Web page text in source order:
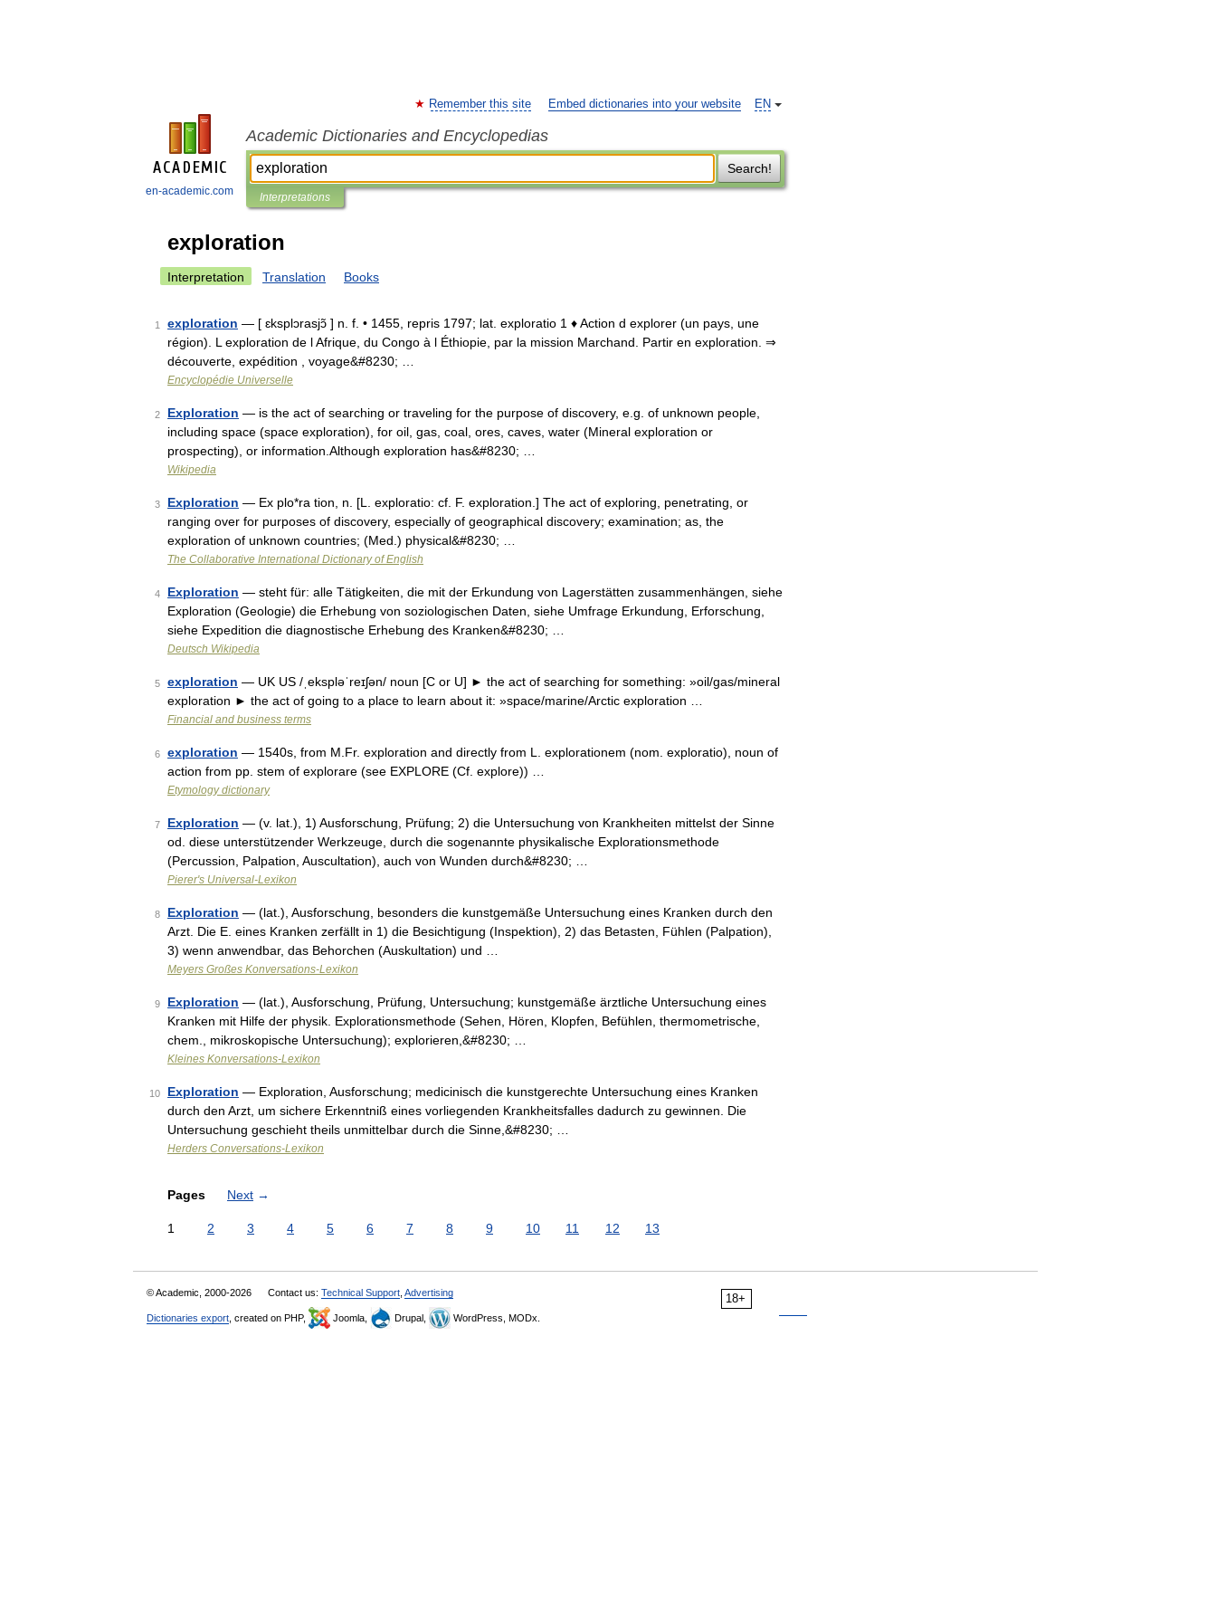
en-academic.com
EN
Remember this site Embed dictionaries into your website
Academic Dictionaries and Encyclopedias
Search!
Interpretations
exploration
Interpretation Translation Books
1 exploration — [ ɛksplɔrasjɔ̃ ] n. f. • 1455, repris 1797; lat. exploratio 1 ♦ Action d explorer (un pays, une
région). L exploration de l Afrique, du Congo à l Éthiopie, par la mission Marchand. Partir en exploration. ⇒
découverte, expédition , voyage&#8230; …
Encyclopédie Universelle
2 Exploration — is the act of searching or traveling for the purpose of discovery, e.g. of unknown people,
including space (space exploration), for oil, gas, coal, ores, caves, water (Mineral exploration or
prospecting), or information.Although exploration has&#8230; …
Wikipedia
3 Exploration — Ex plo*ra tion, n. [L. exploratio: cf. F. exploration.] The act of exploring, penetrating, or
ranging over for purposes of discovery, especially of geographical discovery; examination; as, the
exploration of unknown countries; (Med.) physical&#8230; …
The Collaborative International Dictionary of English
4 Exploration — steht für: alle Tätigkeiten, die mit der Erkundung von Lagerstätten zusammenhängen, siehe
Exploration (Geologie) die Erhebung von soziologischen Daten, siehe Umfrage Erkundung, Erforschung,
siehe Expedition die diagnostische Erhebung des Kranken&#8230; …
Deutsch Wikipedia
5 exploration — UK US /ˌekspləˈreɪʃən/ noun [C or U] ► the act of searching for something: »oil/gas/mineral
exploration ► the act of going to a place to learn about it: »space/marine/Arctic exploration …
Financial and business terms
6 exploration — 1540s, from M.Fr. exploration and directly from L. explorationem (nom. exploratio), noun of
action from pp. stem of explorare (see EXPLORE (Cf. explore)) …
Etymology dictionary
7 Exploration — (v. lat.), 1) Ausforschung, Prüfung; 2) die Untersuchung von Krankheiten mittelst der Sinne
od. diese unterstützender Werkzeuge, durch die sogenannte physikalische Explorationsmethode
(Percussion, Palpation, Auscultation), auch von Wunden durch&#8230; …
Pierer's Universal-Lexikon
8 Exploration — (lat.), Ausforschung, besonders die kunstgemäße Untersuchung eines Kranken durch den
Arzt. Die E. eines Kranken zerfällt in 1) die Besichtigung (Inspektion), 2) das Betasten, Fühlen (Palpation),
3) wenn anwendbar, das Behorchen (Auskultation) und …
Meyers Großes Konversations-Lexikon
9 Exploration — (lat.), Ausforschung, Prüfung, Untersuchung; kunstgemäße ärztliche Untersuchung eines
Kranken mit Hilfe der physik. Explorationsmethode (Sehen, Hören, Klopfen, Befühlen, thermometrische,
chem., mikroskopische Untersuchung); explorieren,&#8230; …
Kleines Konversations-Lexikon
10 Exploration — Exploration, Ausforschung; medicinisch die kunstgerechte Untersuchung eines Kranken
durch den Arzt, um sichere Erkenntniß eines vorliegenden Krankheitsfalles dadurch zu gewinnen. Die
Untersuchung geschieht theils unmittelbar durch die Sinne,&#8230; …
Herders Conversations-Lexikon
Pages Next →
1 2 3 4 5 6 7 8 9 10 11 12 13
18+
© Academic, 2000-2026 Contact us: Technical Support Advertising
Dictionaries export , created on PHP, Joomla, Drupal, WordPress, MODx.